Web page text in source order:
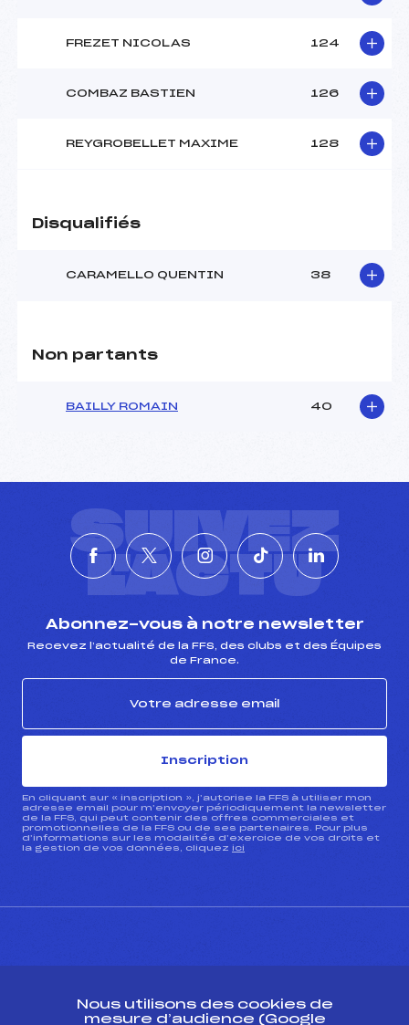
FREZET NICOLAS 124
COMBAZ BASTIEN 126
REYGROBELLET MAXIME 128
Disqualifiés
CARAMELLO QUENTIN 38
Non partants
BAILLY ROMAIN 40
SUIVEZ
L'ACTU
Abonnez-vous à notre newsletter
Recevez l’actualité de la FFS, des clubs et des Équipes
de France.
Inscription
En cliquant sur « inscription », j’autorise la FFS à utiliser mon
adresse email pour m’envoyer périodiquement la newsletter
de la FFS, qui peut contenir des offres commerciales et
promotionnelles de la FFS ou de ses partenaires. Pour plus
d’informations sur les modalités d’exercice de vos droits et
la gestion de vos données, cliquez ici
Nous utilisons des cookies de
mesure d’audience (Google